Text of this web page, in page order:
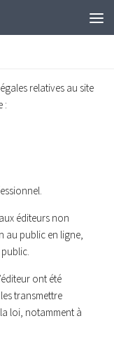
relatives au site
:
éditeurs non
au public en ligne,
ont été
transmettre
loi, notamment à